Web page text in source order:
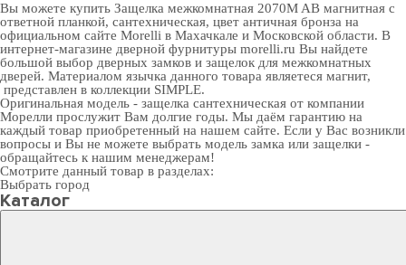
Вы можете купить Защелка межкомнатная 2070M AB магнитная с
ответной планкой, сантехническая, цвет античная бронза на
официальном сайте Morelli в Махачкале и Московской области. В
интернет-магазине дверной фурнитуры morelli.ru Вы найдете
большой выбор дверных замков и защелок для межкомнатных
дверей. Материалом язычка данного товара являетеся магнит,
представлен в коллекции SIMPLE.
Оригинальная модель - защелка сантехническая от компании
Морелли прослужит Вам долгие годы. Мы даём гарантию на
каждый товар приобретенный на нашем сайте. Если у Вас возникли
вопросы и Вы не можете выбрать модель замка или защелки -
обращайтесь к нашим менеджерам!
Смотрите данный товар в разделах:
Выбрать город
Каталог